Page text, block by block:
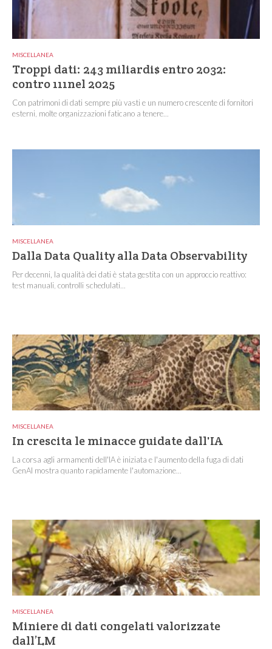
MISCELLANEA
Troppi dati: 243 miliardi$ entro 2032:
contro 111nel 2025
Con patrimoni di dati sempre più vasti e un numero crescente di fornitori
esterni, molte organizzazioni faticano a tenere...
MISCELLANEA
Dalla Data Quality alla Data Observability
Per decenni, la qualità dei dati è stata gestita con un approccio reattivo:
test manuali, controlli schedulati...
MISCELLANEA
In crescita le minacce guidate dall'IA
La corsa agli armamenti dell'IA è iniziata e l'aumento della fuga di dati
GenAI mostra quanto rapidamente l'automazione...
MISCELLANEA
Miniere di dati congelati valorizzate
dall’LM